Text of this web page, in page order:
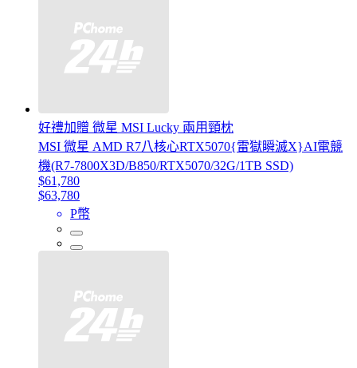
好禮加贈 微星 MSI Lucky 兩用頸枕
MSI 微星 AMD R7八核心RTX5070{雷獄瞬滅X}AI電競
機(R7-7800X3D/B850/RTX5070/32G/1TB SSD)
$61,780
$63,780
P幣